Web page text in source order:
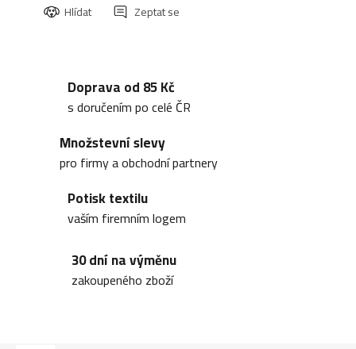
Zeptat se
Hlídat
Doprava od 85 Kč
s doručením po celé ČR
Množstevní slevy
pro firmy a obchodní partnery
Potisk textilu
vaším firemním logem
30 dní na výměnu
zakoupeného zboží